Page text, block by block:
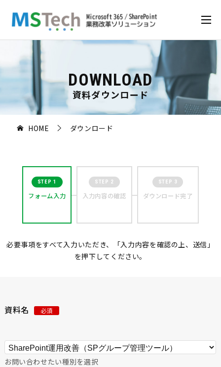
DOWNLOAD
資料ダウンロード
HOME ダウンロード
STEP 1
フォーム入力
STEP 2
入力内容の確認
STEP 3
ダウンロード完了
必要事項をすべて入力いただき、「入力内容を確認の上、送信」
を押下してください。
資料名 必須
お問い合わせたい種別を選択